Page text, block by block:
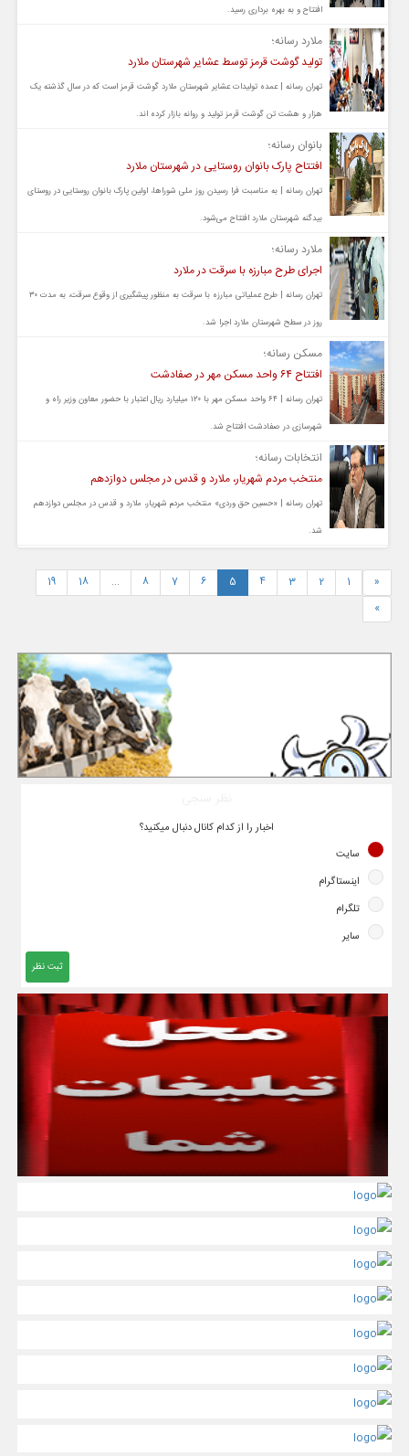
افتتاح و به بهره برداری رسید.
ملارد رسانه؛
تولید گوشت قرمز توسط عشایر شهرستان ملارد
تهران رسانه | عمده تولیدات عشایر شهرستان ملارد گوشت قرمز است که در سال گذشته یک
هزار و هشت تن گوشت قرمز تولید و روانه بازار کرده اند.
بانوان رسانه؛
افتتاح پارک بانوان روستایی در شهرستان ملارد
تهران رسانه | به مناسبت فرا رسیدن روز ملی شوراها، اولین پارک بانوان روستایی در روستای
بیدگنه شهرستان ملارد افتتاح می‌شود.
ملارد رسانه؛
اجرای طرح مبارزه با سرقت در ملارد
تهران رسانه | طرح عملیاتی مبارزه با سرقت به منظور پیشگیری از وقوع سرقت، به مدت ۳۰
روز در سطح شهرستان ملارد اجرا شد.
مسکن رسانه؛
افتتاح ۶۴ واحد مسکن مهر در صفادشت
تهران رسانه | ۶۴ واحد مسکن مهر با ۱۲۰ میلیارد ریال اعتبار با حضور معاون وزیر راه و
شهرسازی در صفادشت افتتاح شد.
انتخابات رسانه؛
منتخب مردم شهریار، ملارد و قدس در مجلس دوازدهم
تهران رسانه | «حسین حق وردی» منتخب مردم شهریار، ملارد و قدس در مجلس دوازدهم
شد.
«
1
2
3
4
5
6
7
8
...
18
19
»
اخبار را از کدام کانال دنبال میکنید؟
سایت
اینستاگرام
تلگرام
سایر
ثبت نظر